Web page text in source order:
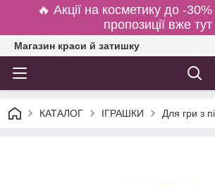
🔥 Акції на косметику до -
пропозиції вже тут
Магазин краси й затишку
КАТАЛОГ ІГРАШКИ Для гри з